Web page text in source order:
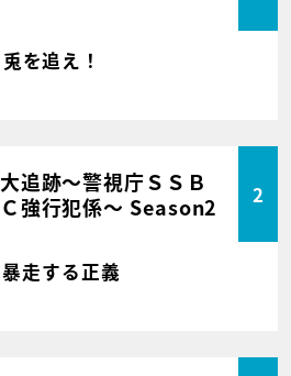
を追え！
大追跡～警視庁ＳＳＢ
Ｃ強行犯係～ Season2
2
走する正義